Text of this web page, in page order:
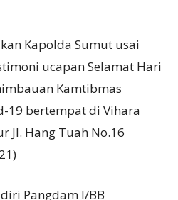
Kapolda Sumut usai
ucapan Selamat Hari
Kamtibmas
19 bertempat di Vihara
Jl. Hang Tuah No.16
Pangdam I/BB